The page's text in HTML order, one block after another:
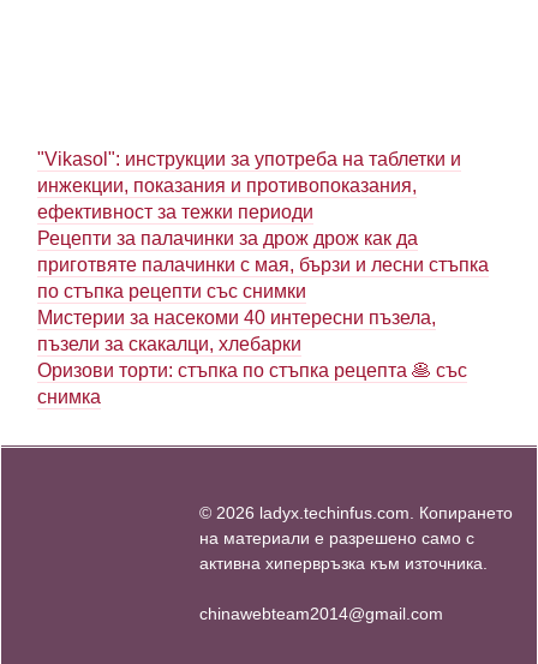
"Vikasol": инструкции за употреба на таблетки и
инжекции, показания и противопоказания,
ефективност за тежки периоди
Рецепти за палачинки за дрож дрож как да
приготвяте палачинки с мая, бързи и лесни стъпка
по стъпка рецепти със снимки
Мистерии за насекоми 40 интересни пъзела,
пъзели за скакалци, хлебарки
Оризови торти: стъпка по стъпка рецепта 🥞 със
снимка
© 2026 ladyx.techinfus.com. Копирането
на материали е разрешено само с
активна хипервръзка към източника.
chinawebteam2014@gmail.com